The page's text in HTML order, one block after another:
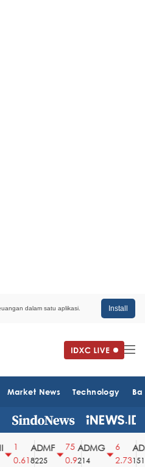
dalam satu aplikasi. Install
Market News Technology
0.61
ADMF
8225
0.9
ADMG
214
2.731510